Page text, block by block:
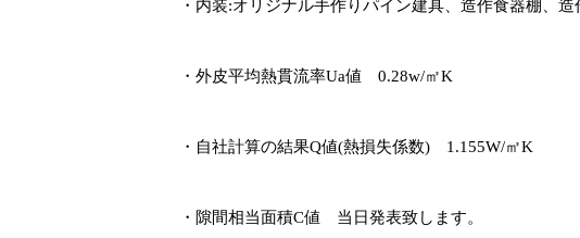
・内装:オリジナル手作りパイン建具、造作食器棚、造
・外皮平均熱貫流率Ua値 0.28w/㎡K
・自社計算の結果Q値(熱損失係数) 1.155W/㎡K
・隙間相当面積C値 当日発表致します。